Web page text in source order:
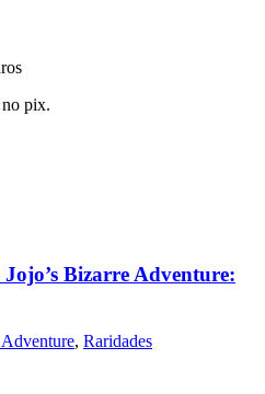
pix.
Bizarre Adventure:
, Raridades